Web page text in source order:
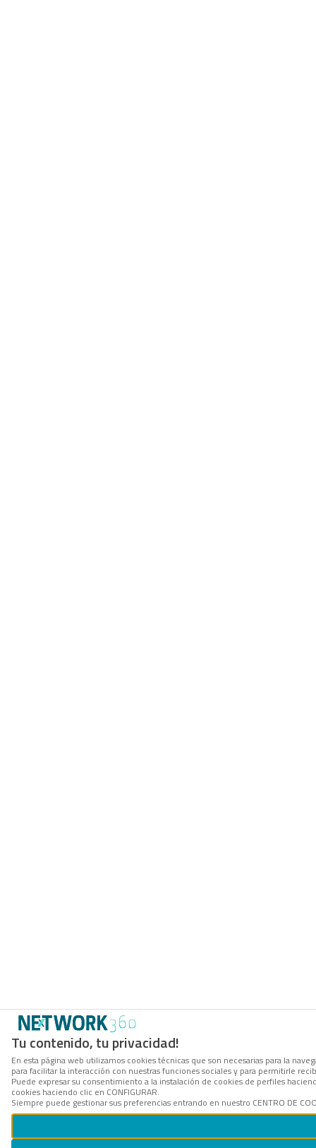
Tu contenido, tu privacidad!
En esta página web utilizamos cookies técnicas que son necesarias para la
para facilitar la interacción con nuestras funciones sociales y para permitirle
Puede expresar su consentimiento a la instalación de cookies de perfiles
cookies haciendo clic en CONFIGURAR.
Siempre puede gestionar sus preferencias entrando en nuestro CENTRO DE